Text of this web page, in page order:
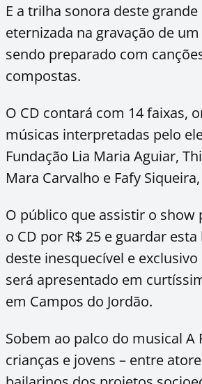
E a trilha sonora deste
eternizada na gravação de
sendo preparado com
compostas.
O CD contará com 14 faixas,
músicas interpretadas pelo
Fundação Lia Maria Aguiar,
Mara Carvalho e Fafy
O público que assistir o
o CD por R$ 25 e guardar
deste inesquecível e
será apresentado em
em Campos do Jordão.
Sobem ao palco do musical A
crianças e jovens – entre